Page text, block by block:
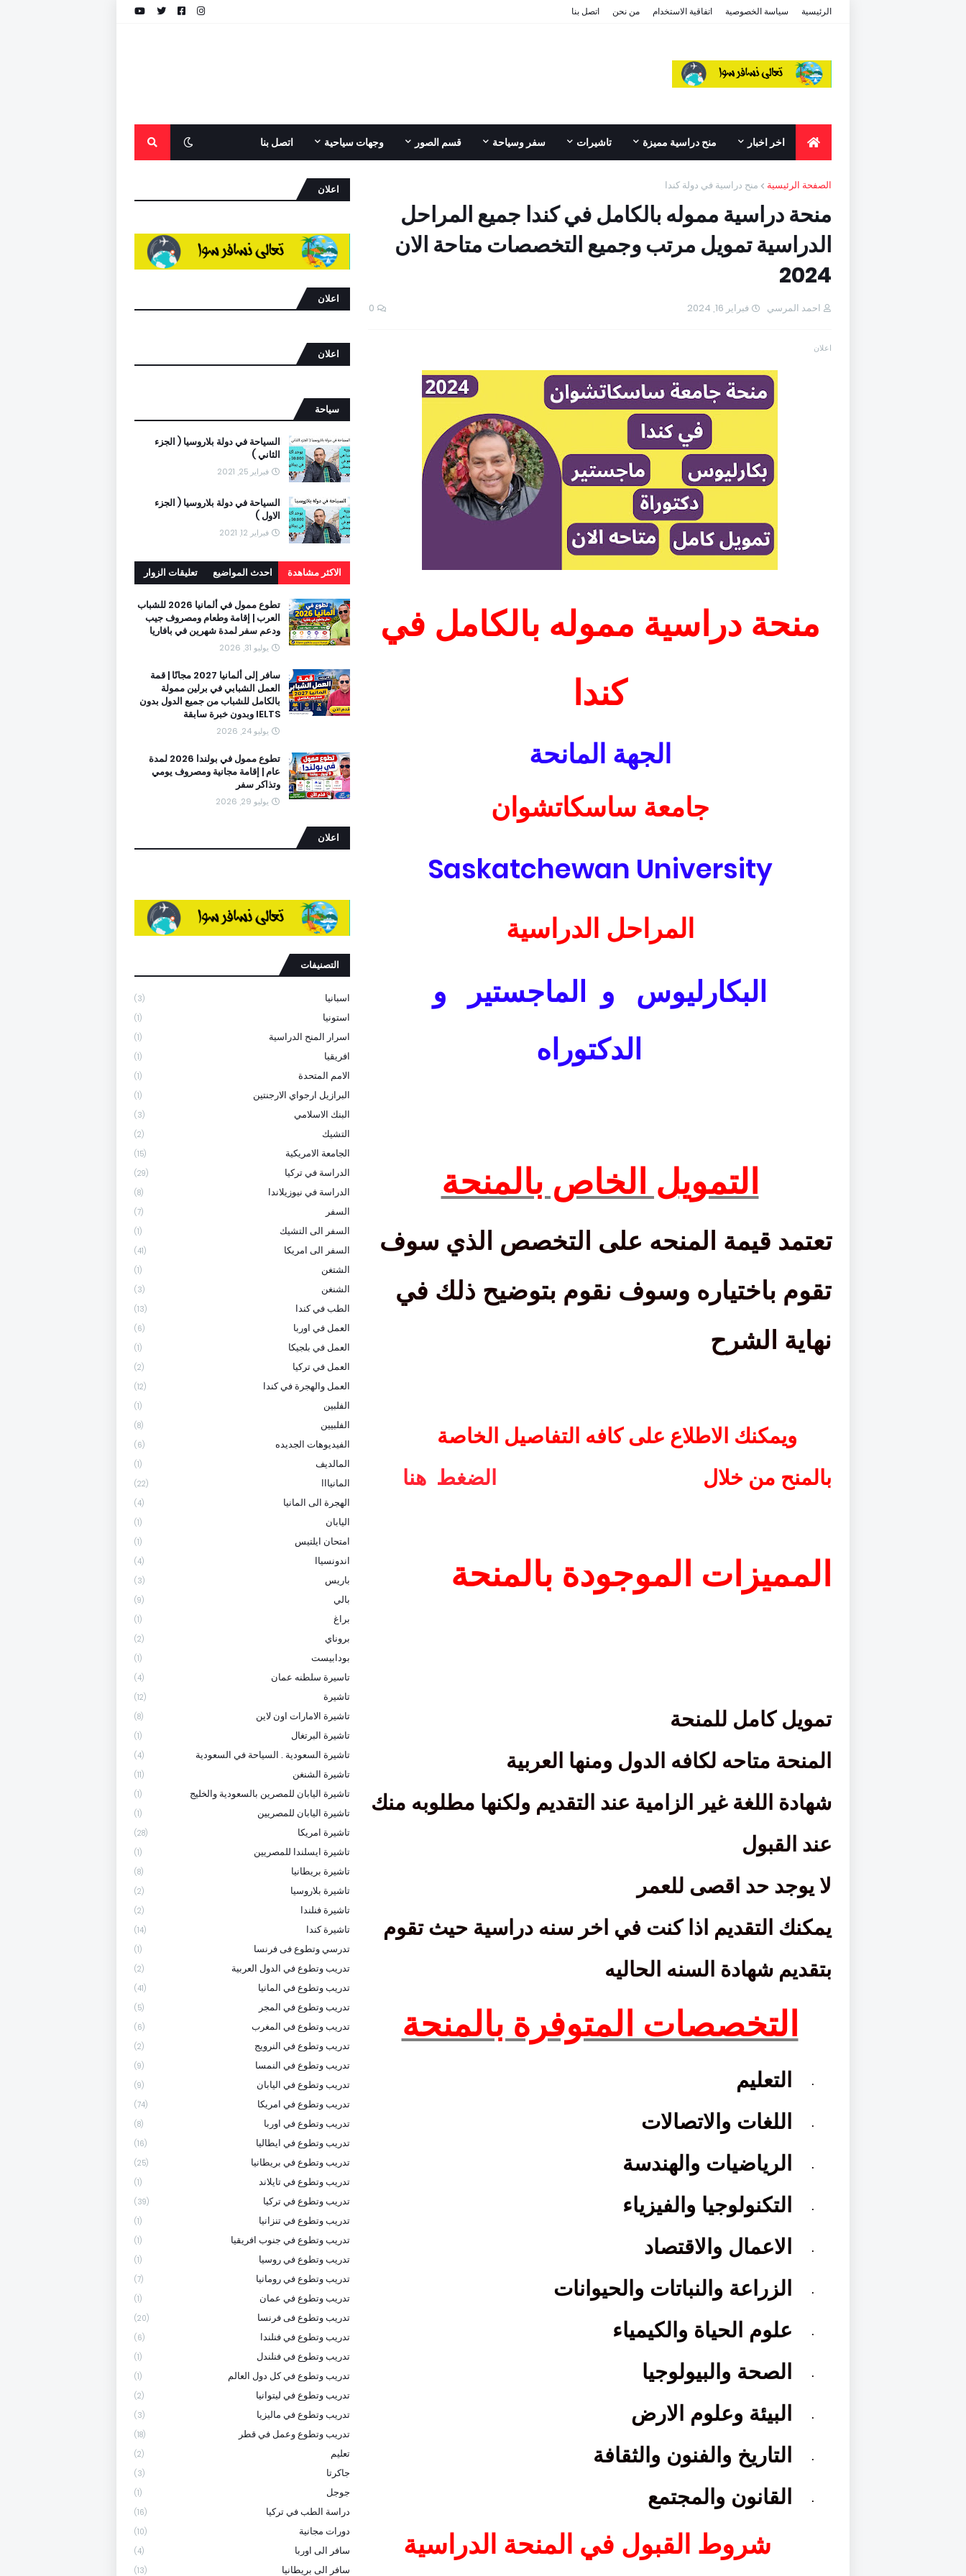
الرئيسية سياسة الخصوصية اتفاقية الاستخدام من نحن اتصل بنا
اخر اخبار منح دراسية مميزة تاشيرات سفر وسياحة قسم الصور وجهات سياحية اتصل بنا
الصفحة الرئيسية منح دراسية في دولة كندا
منحة دراسية مموله بالكامل في كندا جميع المراحل
الدراسية تمويل مرتب وجميع التخصصات متاحة الان
2024
احمد المرسي فبراير 16, 2024 0
اعلان
منحة دراسية مموله بالكامل في
كندا
الجهة المانحة
جامعة ساسكاتشوان
Saskatchewan University
المراحل الدراسية
البكارليوس و الماجستير و
الدكتوراه
التمويل الخاص بالمنحة
تعتمد قيمة المنحه على التخصص الذي سوف
تقوم باختياره وسوف نقوم بتوضيح ذلك في
نهاية الشرح
ويمكنك الاطلاع على كافه التفاصيل الخاصة
بالمنح من خلال
الضغط هنا
المميزات الموجودة بالمنحة
تمويل كامل للمنحة
المنحة متاحه لكافه الدول ومنها العربية
شهادة اللغة غير الزامية عند التقديم ولكنها مطلوبه منك
عند القبول
لا يوجد حد اقصى للعمر
يمكنك التقديم اذا كنت في اخر سنه دراسية حيث تقوم
بتقديم شهادة السنه الحاليه
التخصصات المتوفرة بالمنحة
· التعليم
· اللغات والاتصالات
· الرياضيات والهندسة
· التكنولوجيا والفيزياء
· الاعمال والاقتصاد
· الزراعة والنباتات والحيوانات
· علوم الحياة والكيمياء
· الصحة والبيولوجيا
· البيئة وعلوم الارض
· التاريخ والفنون والثقافة
· القانون والمجتمع
شروط القبول في المنحة الدراسية
اعلان
اعلان
اعلان
سياحة
السياحة في دولة بلاروسيا ( الجزء
الثاني )
فبراير 25, 2021
السياحة في دولة بلاروسيا ( الجزء
الاول )
فبراير 12, 2021
الاكثر مشاهدة احدث المواضيع تعليقات الزوار
تطوع ممول في ألمانيا 2026 للشباب
العرب | إقامة وطعام ومصروف جيب
ودعم سفر لمدة شهرين في بافاريا
يوليو 31, 2026
سافر إلى ألمانيا 2027 مجانًا | قمة
العمل الشبابي في برلين ممولة
بالكامل للشباب من جميع الدول بدون
IELTS وبدون خبرة سابقة
يوليو 24, 2026
تطوع ممول في بولندا 2026 لمدة
عام | إقامة مجانية ومصروف يومي
وتذاكر سفر
يوليو 29, 2026
اعلان
التصنيفات
اسبانيا (3)
استونيا (1)
اسرار المنح الدراسية (1)
افريقيا (1)
الامم المتحدة (1)
البرازيل ارجواي الارجنتين (1)
البنك الاسلامي (3)
التشيك (2)
الجامعة الامريكية (15)
الدراسة في تركيا (29)
الدراسة في نيوزيلاندا (8)
السفر (7)
السفر الى التشيك (1)
السفر الى امريكا (41)
الشتغن (1)
الشنغن (3)
الطب في كندا (13)
العمل في اوربا (6)
العمل في بلجيكا (1)
العمل في تركيا (2)
العمل والهجرة في كندا (12)
الفلبين (1)
الفلبيين (8)
الفيديوهات الجديده (6)
المالديف (1)
المانيااا (22)
الهجرة الى المانيا (4)
اليابان (1)
امتحان ايلتيس (1)
اندونسياا (4)
باريس (3)
بالي (9)
براغ (1)
بروناي (2)
بودابيست (1)
تاسيرة سلطنه عمان (4)
تاشيرة (12)
تاشيرة الامارات اون لاين (8)
تاشيرة البرتغال (1)
تاشيرة السعودية . السياحة في السعودية (4)
تاشيرة الشنغن (11)
تاشيرة اليابان للمصرين بالسعودية والخليج (1)
تاشيرة اليابان للمصريين (1)
تاشيرة امريكا (28)
تاشيرة ايسلندا للمصريين (1)
تاشيرة بريطانيا (8)
تاشيرة بلاروسيا (2)
تاشيرة فنلندا (2)
تاشيرة كندا (14)
تدرسي وتطوع فى فرنسا (1)
تدريب وتطوع في الدول العربية (2)
تدريب وتطوع في المانيا (41)
تدريب وتطوع في المجر (5)
تدريب وتطوع في المغرب (6)
تدريب وتطوع في النرويج (2)
تدريب وتطوع في النمسا (9)
تدريب وتطوع في اليابان (9)
تدريب وتطوع في امريكا (74)
تدريب وتطوع في اوربا (8)
تدريب وتطوع في ايطاليا (16)
تدريب وتطوع في بريطانيا (25)
تدريب وتطوع في تايلاند (1)
تدريب وتطوع في تركيا (39)
تدريب وتطوع في تنزانيا (1)
تدريب وتطوع في جنوب افريقيا (1)
تدريب وتطوع في روسيا (1)
تدريب وتطوع في رومانيا (7)
تدريب وتطوع في عمان (1)
تدريب وتطوع فى فرنسا (20)
تدريب وتطوع في فنلندا (6)
تدريب وتطوع في فنلندل (1)
تدريب وتطوع في كل دول العالم (1)
تدريب وتطوع في ليتوانيا (2)
تدريب وتطوع في ماليزيا (3)
تدريب وتطوع وعمل في قطر (18)
تعليم (2)
جاكرتا (3)
جوجل (1)
دراسة الطب في تركيا (16)
دورات مجانية (10)
سافر الى اوربا (4)
سافر الى بريطانيا (13)